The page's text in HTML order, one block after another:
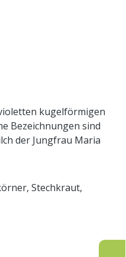
kugelförmigen
Bezeichnungen sind
der Jungfrau Maria
Stechkraut,